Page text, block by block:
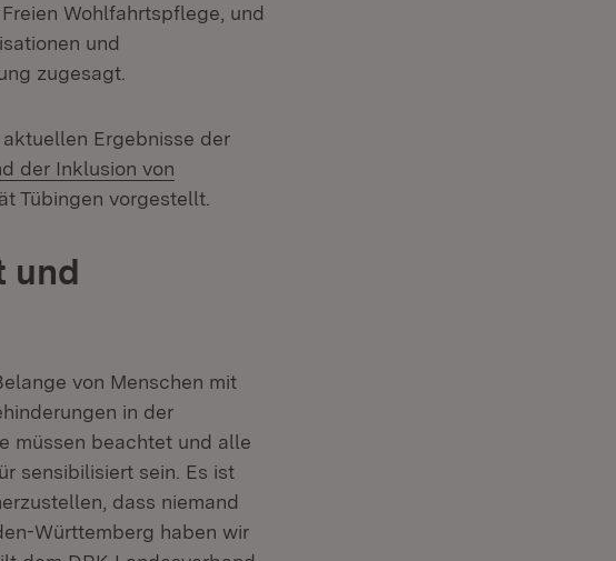
Wohlfahrtspflege, und
und
zugesagt.
Ergebnisse der
der Inklusion von
Fenster)
Tübingen vorgestellt.
und
von Menschen mit
in der
müssen beachtet und alle
sensibilisiert sein. Es ist
dass niemand
Württemberg haben wir